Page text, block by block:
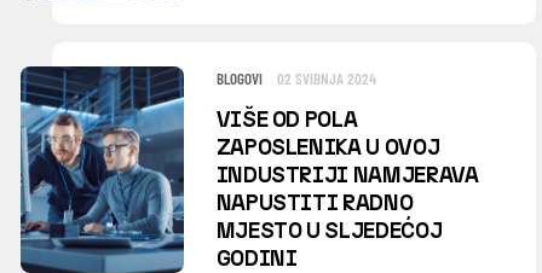
BLOGOVI 02 SVIBNJA 2024
VIŠE OD POLA
ZAPOSLENIKA U OVOJ
INDUSTRIJI NAMJERAVA
NAPUSTITI RADNO
MJESTO U SLJEDEĆOJ
GODINI